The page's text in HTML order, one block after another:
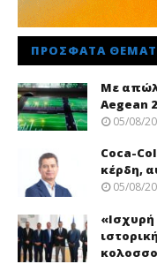
ΠΡΌΣΦΑΤΑ
Με
Aegean
05/08/
Coca-
κέρδη,
05/08/